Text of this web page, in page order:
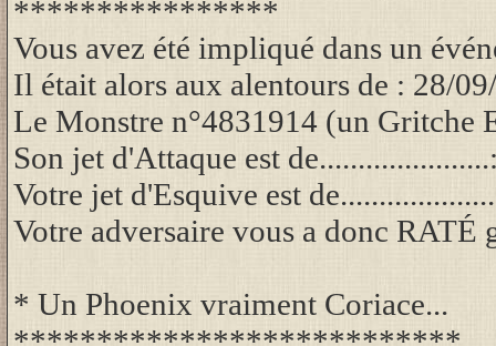
****************
Vous avez été impliqué dans un
Il était alors aux alentours de : 28/
Le Monstre n°4831914 (un Gritche
Son jet d'Attaque est
Votre jet d'Esquive est
Votre adversaire vous a donc RATÉ
* Un Phoenix vraiment Coriace...